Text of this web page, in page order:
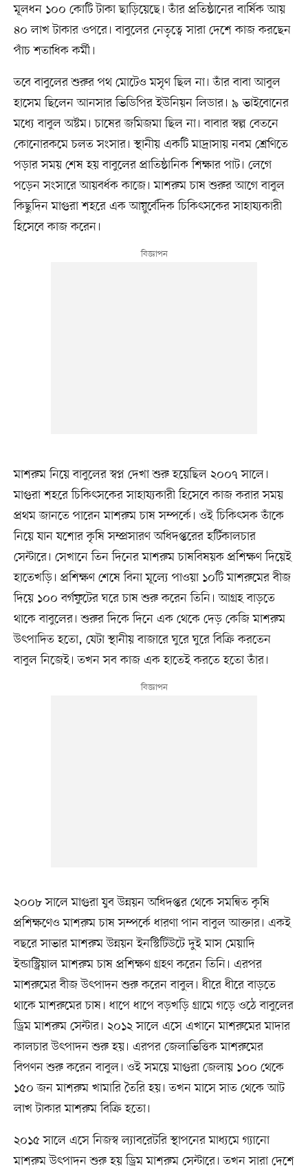
মূলধন ১০০ কোটি টাকা ছাড়িয়েছে। তাঁর প্রতিষ্ঠানের বার্ষিক আয়
৪০ লাখ টাকার ওপরে। বাবুলের নেতৃত্বে সারা দেশে কাজ করছেন
পাঁচ শতাধিক কর্মী।
তবে বাবুলের শুরুর পথ মোটেও মসৃণ ছিল না। তাঁর বাবা আবুল
হাসেম ছিলেন আনসার ভিডিপির ইউনিয়ন লিডার। ৯ ভাইবোনের
মধ্যে বাবুল অষ্টম। চাষের জমিজমা ছিল না। বাবার স্বল্প বেতনে
কোনোরকমে চলত সংসার। স্থানীয় একটি মাদ্রাসায় নবম শ্রেণিতে
পড়ার সময় শেষ হয় বাবুলের প্রাতিষ্ঠানিক শিক্ষার পাট। লেগে
পড়েন সংসারে আয়বর্ধক কাজে। মাশরুম চাষ শুরুর আগে বাবুল
কিছুদিন মাগুরা শহরে এক আয়ুর্বেদিক চিকিৎসকের সাহায্যকারী
হিসেবে কাজ করেন।
মাশরুম নিয়ে বাবুলের স্বপ্ন দেখা শুরু হয়েছিল ২০০৭ সালে।
মাগুরা শহরে চিকিৎসকের সাহায্যকারী হিসেবে কাজ করার সময়
প্রথম জানতে পারেন মাশরুম চাষ সম্পর্কে। ওই চিকিৎসক তাঁকে
নিয়ে যান যশোর কৃষি সম্প্রসারণ অধিদপ্তরের হর্টিকালচার
সেন্টারে। সেখানে তিন দিনের মাশরুম চাষবিষয়ক প্রশিক্ষণ দিয়েই
হাতেখড়ি। প্রশিক্ষণ শেষে বিনা মূল্যে পাওয়া ১০টি মাশরুমের বীজ
দিয়ে ১০০ বর্গফুটের ঘরে চাষ শুরু করেন তিনি। আগ্রহ বাড়তে
থাকে বাবুলের। শুরুর দিকে দিনে এক থেকে দেড় কেজি মাশরুম
উৎপাদিত হতো, যেটা স্থানীয় বাজারে ঘুরে ঘুরে বিক্রি করতেন
বাবুল নিজেই। তখন সব কাজ এক হাতেই করতে হতো তাঁর।
২০০৮ সালে মাগুরা যুব উন্নয়ন অধিদপ্তর থেকে সমন্বিত কৃষি
প্রশিক্ষণেও মাশরুম চাষ সম্পর্কে ধারণা পান বাবুল আক্তার। একই
বছরে সাভার মাশরুম উন্নয়ন ইনস্টিটিউটে দুই মাস মেয়াদি
ইন্ডাস্ট্রিয়াল মাশরুম চাষ প্রশিক্ষণ গ্রহণ করেন তিনি। এরপর
মাশরুমের বীজ উৎপাদন শুরু করেন বাবুল। ধীরে ধীরে বাড়তে
থাকে মাশরুমের চাষ। ধাপে ধাপে বড়খড়ি গ্রামে গড়ে ওঠে বাবুলের
ড্রিম মাশরুম সেন্টার। ২০১২ সালে এসে এখানে মাশরুমের মাদার
কালচার উৎপাদন শুরু হয়। এরপর জেলাভিত্তিক মাশরুমের
বিপণন শুরু করেন বাবুল। ওই সময়ে মাগুরা জেলায় ১০০ থেকে
১৫০ জন মাশরুম খামারি তৈরি হয়। তখন মাসে সাত থেকে আট
লাখ টাকার মাশরুম বিক্রি হতো।
২০১৫ সালে এসে নিজস্ব ল্যাবরেটরি স্থাপনের মাধ্যমে গ্যানো
মাশরুম উৎপাদন শুরু হয় ড্রিম মাশরুম সেন্টারে। তখন সারা দেশে